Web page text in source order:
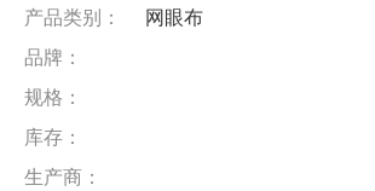
产品类别：
网眼布
品牌：
规格：
库存：
生产商：